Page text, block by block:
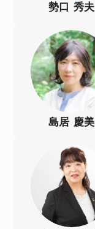
勢口 秀夫
島居 慶美